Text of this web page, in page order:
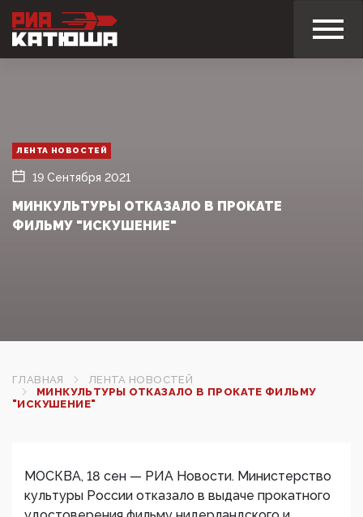
ЛЕНТА НОВОСТЕЙ
19 Сентября 2021
МИНКУЛЬТУРЫ ОТКАЗАЛО В ПРОКАТЕ
ФИЛЬМУ "ИСКУШЕНИЕ"
ГЛАВНАЯ
ЛЕНТА НОВОСТЕЙ
МИНКУЛЬТУРЫ ОТКАЗАЛО В ПРОКАТЕ ФИЛЬМУ
"ИСКУШЕНИЕ"
МОСКВА, 18 сен — РИА Новости. Министерство
культуры России отказало в выдаче прокатного